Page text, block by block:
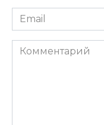
Email
*
Комментарий